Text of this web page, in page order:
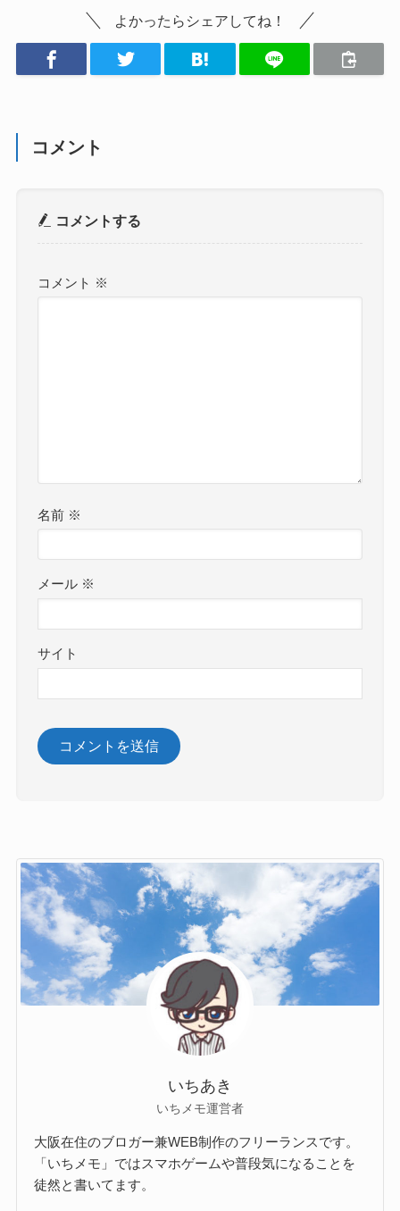
よかったらシェアしてね！
コメント
コメントする
コメント ※
名前 ※
メール ※
サイト
いちあき
いちメモ運営者
大阪在住のブロガー兼WEB制作のフリーランスです。
「いちメモ」ではスマホゲームや普段気になることを
徒然と書いてます。